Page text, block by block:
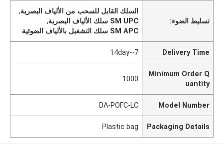
تسليط الضوء:
السلك القابل للسحب من الألياف البصرية,
SM UPC سلك الألياف البصرية
,
SM APC سلك التشغيل بالألياف الضوئية
Delivery Time
7~14day
Minimum Order Q
uantity
1000
Model Number
DA-POFC-LC
Packaging Details
Plastic bag